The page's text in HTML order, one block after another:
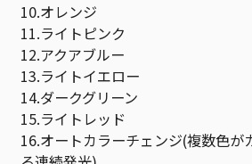
10.オレンジ
11.ライトピンク
12.アクアブルー
13.ライトイエロー
14.ダークグリーン
15.ライトレッド
16.オートカラーチェンジ(複数色が